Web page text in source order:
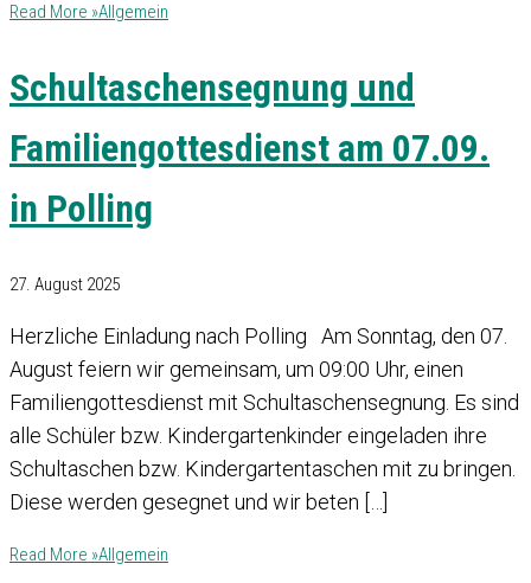
Read More »Allgemein
Schultaschensegnung und
Familiengottesdienst am 07.09.
in Polling
27. August 2025
Herzliche Einladung nach Polling Am Sonntag, den 07.
August feiern wir gemeinsam, um 09:00 Uhr, einen
Familiengottesdienst mit Schultaschensegnung. Es sind
alle Schüler bzw. Kindergartenkinder eingeladen ihre
Schultaschen bzw. Kindergartentaschen mit zu bringen.
Diese werden gesegnet und wir beten […]
Read More »Allgemein